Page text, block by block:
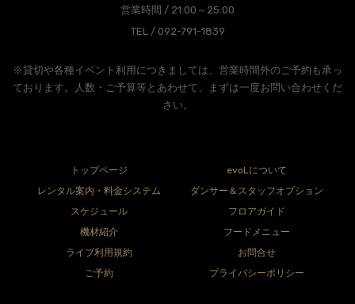
営業時間 / 21:00～25:00
TEL / 092-791-1839
※貸切や各種イベント利用につきましては、営業時間外のご予約も承っ
ております。人数・ご予算等とあわせて、まずは一度お問い合わせくだ
さい。
トップページ
evoLについて
レンタル案内・料金システム
ダンサー＆スタッフオプション
スケジュール
フロアガイド
機材紹介
フードメニュー
ライブ利用規約
お問合せ
ご予約
プライバシーポリシー